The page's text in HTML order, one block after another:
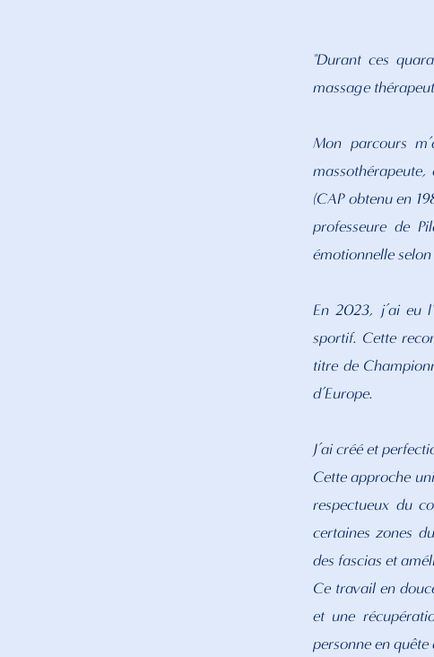
"Durant ces
massage
Mon parcours
massothérapeute,
(CAP obtenu en
professeure de
émotionnelle selon
En 2023, j’ai eu
sportif. Cette
titre de
d’Europe.
J’ai créé et
Cette approche
respectueux du
certaines zones
des fascias et
Ce travail en
et une
personne en